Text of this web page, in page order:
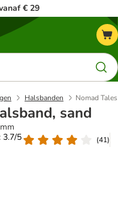
€ 29
Halsbanden Nomad
sand
3.7/5
(41)